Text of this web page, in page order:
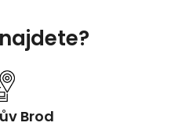
Brod